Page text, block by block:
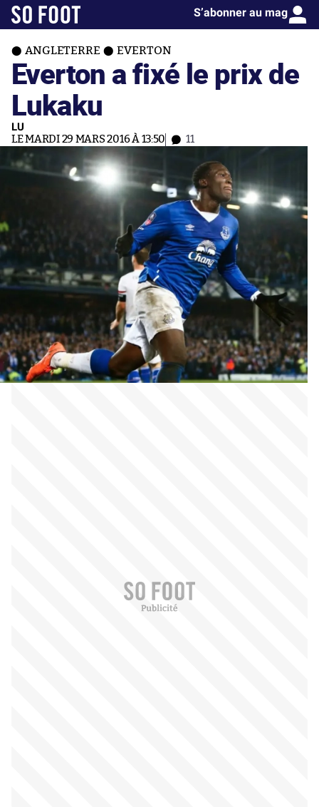
S’abonner au mag
ANGLETERRE EVERTON
Everton a fixé le prix de
Lukaku
LU
LE MARDI 29 MARS 2016 À 13:50 11